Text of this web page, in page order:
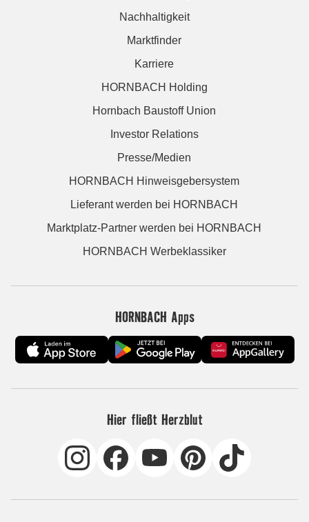
Nachhaltigkeit
Marktfinder
Karriere
HORNBACH Holding
Hornbach Baustoff Union
Investor Relations
Presse/Medien
HORNBACH Hinweisgebersystem
Lieferant werden bei HORNBACH
Marktplatz-Partner werden bei HORNBACH
HORNBACH Werbeklassiker
HORNBACH Apps
Hier fließt Herzblut